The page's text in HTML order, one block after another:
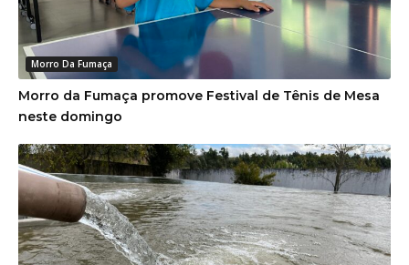
Morro Da Fumaça
Morro da Fumaça promove Festival de Tênis de Mesa
neste domingo